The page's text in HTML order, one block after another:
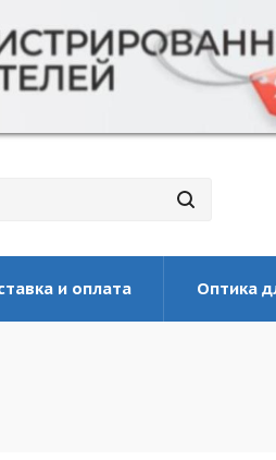
и оплата Оптика